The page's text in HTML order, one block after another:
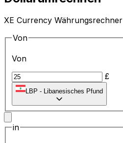
XE Currency Währungsrechner
Von
Von
£
LBP - Libanesisches Pfund
in